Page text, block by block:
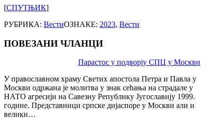
[СПУТЊИК]
РУБРИКА: ВестиОЗНАКЕ: 2023, Вести
ПОВЕЗАНИ ЧЛАНЦИ
Парастос у подворју СПЦ у Москви
У православном храму Светих апостола Петра и Павла у
Москви одржана је молитва у знак сећања на страдале у
НАТО агресији на Савезну Републику Југославију 1999.
године. Представници српске дијаспоре у Москви али и
велики…
navigation